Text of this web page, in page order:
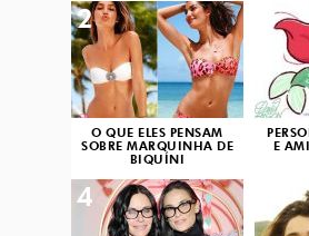
O QUE ELES PENSAM
SOBRE MARQUINHA DE
BIQUÍNI
2
E
3
4